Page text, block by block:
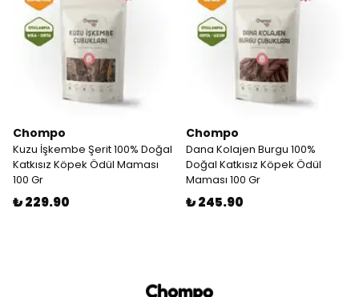
Chompo
Kuzu İşkembe Şerit 100% Doğal
Katkısız Köpek Ödül Maması
100 Gr
₺ 229.90
Chompo
Dana Kolajen Burgu 100%
Doğal Katkısız Köpek Ödül
Maması 100 Gr
₺ 245.90